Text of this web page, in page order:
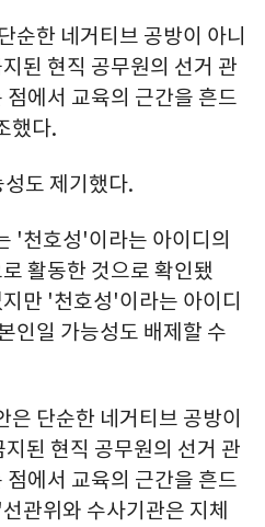
순한 네거티브 공방이 아니
된 현직 공무원의 선거 관
에서 교육의 근간을 흔드
했다.
도 제기했다.
'천호성'이라는 아이디의
활동한 것으로 확인됐
만 '천호성'이라는 아이디
인일 가능성도 배제할 수
단순한 네거티브 공방이
된 현직 공무원의 선거 관
에서 교육의 근간을 흔드
관위와 수사기관은 지체